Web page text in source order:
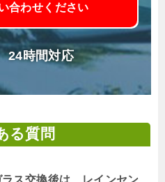
合わせください
24時間対応
る質問
ス交換後は、レインセン